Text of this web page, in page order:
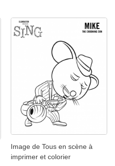
Image de Tous en scène à
imprimer et colorier